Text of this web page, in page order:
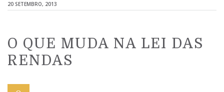
20 SETEMBRO, 2013
O QUE MUDA NA LEI DAS
RENDAS